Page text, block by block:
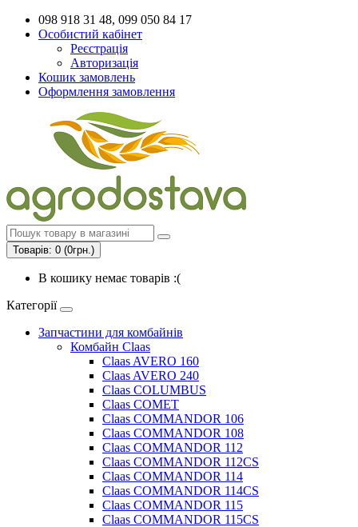
098 918 31 48, 099 050 84 17
Особистий кабінет
Реєстрація
Авторизація
Кошик замовлень
Оформлення замовлення
Товарів: 0 (0грн.)
В кошику немає товарів :(
Категорії
Запчастини для комбайнів
Комбайн Claas
Claas AVERO 160
Claas AVERO 240
Claas COLUMBUS
Claas COMET
Claas COMMANDOR 106
Claas COMMANDOR 108
Claas COMMANDOR 112
Claas COMMANDOR 112CS
Claas COMMANDOR 114
Claas COMMANDOR 114CS
Claas COMMANDOR 115
Claas COMMANDOR 115CS